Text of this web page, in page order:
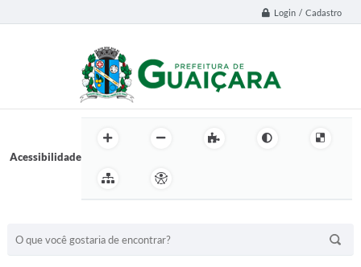
Login / Cadastro
Acessibilidade